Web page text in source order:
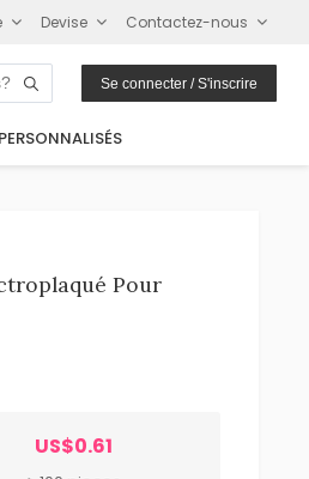
Devise Contactez-nous
Se connecter / S'inscrire
Pour
US$0.61